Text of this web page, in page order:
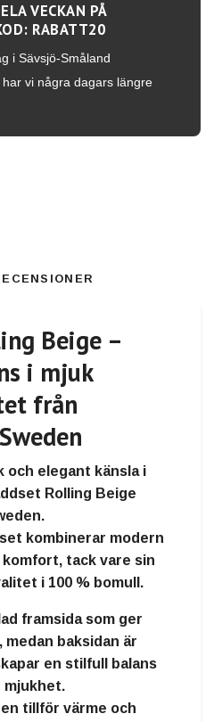
VECKAN PÅ
RABATT20
i Sävsjö-Småland
vi några dagars längre
Beige –
i mjuk
från
och elegant känsla i
Rolling Beige
.
kombinerar modern
komfort, tack vare sin
i 100 % bomull .
framsidasom ger
medan baksidan är
en stilfull balans
mjukhet.
tillför värme och